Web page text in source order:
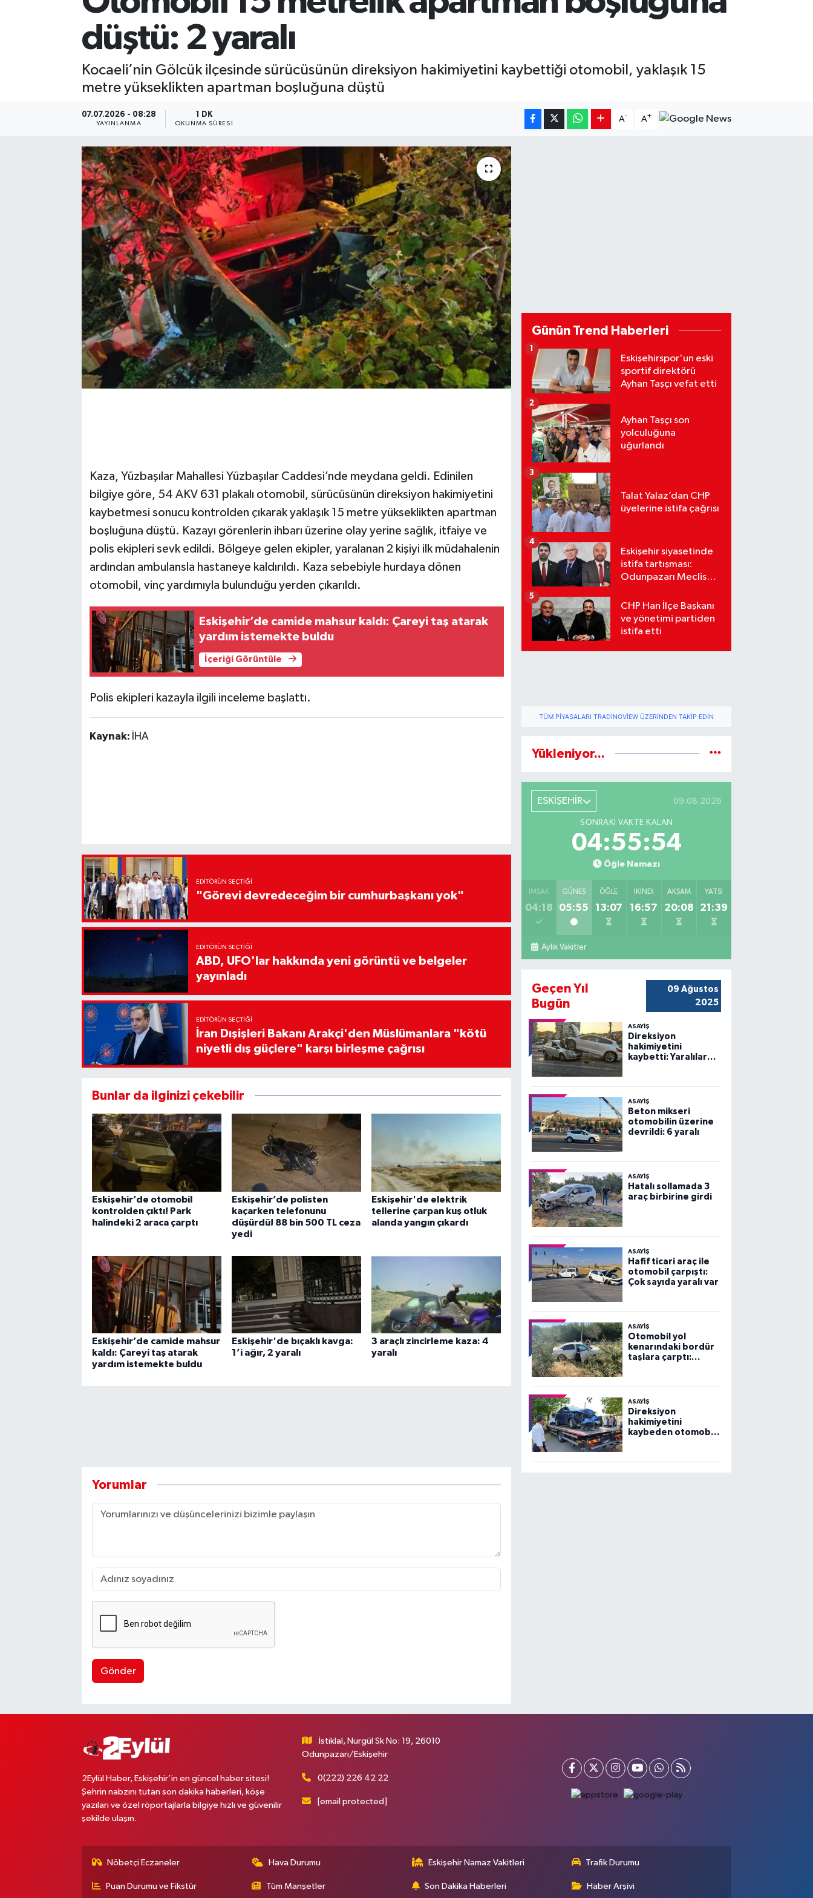
düştü: 2 yaralı
Kocaeli’nin Gölcük ilçesinde sürücüsünün direksiyon hakimiyetini kaybettiği otomobil, yaklaşık 15
metre yükseklikten apartman boşluğuna düştü
07.07.2026 - 08:28
YAYINLANMA
1 DK
OKUNMA SÜRESI
A- A+
Kaza, Yüzbaşılar Mahallesi Yüzbaşılar Caddesi’nde meydana geldi. Edinilen
bilgiye göre, 54 AKV 631 plakalı otomobil, sürücüsünün direksiyon hakimiyetini
kaybetmesi sonucu kontrolden çıkarak yaklaşık 15 metre yükseklikten apartman
boşluğuna düştü. Kazayı görenlerin ihbarı üzerine olay yerine sağlık, itfaiye ve
polis ekipleri sevk edildi. Bölgeye gelen ekipler, yaralanan 2 kişiyi ilk müdahalenin
ardından ambulansla hastaneye kaldırıldı. Kaza sebebiyle hurdaya dönen
otomobil, vinç yardımıyla bulunduğu yerden çıkarıldı.
Eskişehir’de camide mahsur kaldı: Çareyi taş atarak
yardım istemekte buldu
İçeriği Görüntüle
Polis ekipleri kazayla ilgili inceleme başlattı.
Kaynak: İHA
EDITÖRÜN SEÇTIĞI
"Görevi devredeceğim bir cumhurbaşkanı yok"
EDITÖRÜN SEÇTIĞI
ABD, UFO'lar hakkında yeni görüntü ve belgeler
yayınladı
EDITÖRÜN SEÇTIĞI
İran Dışişleri Bakanı Arakçi'den Müslümanlara "kötü
niyetli dış güçlere" karşı birleşme çağrısı
Bunlar da ilginizi çekebilir
Eskişehir’de otomobil
kontrolden çıktı! Park
halindeki 2 araca çarptı
Eskişehir’de polisten
kaçarken telefonunu
düşürdü! 88 bin 500 TL ceza
yedi
Eskişehir'de elektrik
tellerine çarpan kuş otluk
alanda yangın çıkardı
Eskişehir’de camide mahsur
kaldı: Çareyi taş atarak
yardım istemekte buldu
Eskişehir'de bıçaklı kavga:
1’i ağır, 2 yaralı
3 araçlı zincirleme kaza: 4
yaralı
Yorumlar
Gönder
Günün Trend Haberleri
Eskişehirspor'un eski
sportif direktörü
Ayhan Taşçı vefat etti
1
Ayhan Taşçı son
yolculuğuna
uğurlandı
2
Talat Yalaz’dan CHP
üyelerine istifa çağrısı
3
Eskişehir siyasetinde
istifa tartışması:
Odunpazarı Meclis
medyada karşı karşıya
geldi
4
CHP Han İlçe Başkanı
ve yönetimi partiden
istifa etti
5
TÜM PIYASALARI TRADINGVIEW ÜZERINDEN TAKIP EDIN
Yükleniyor...
ESKİŞEHİR 09.08.2026
SONRAKI VAKTE KALAN
04:55:52
Öğle Namazı
İMSAK
04:18
GÜNEŞ
05:55
ÖĞLE
13:07
İKINDI
16:57
AKŞAM
20:08
YATSI
21:39
Aylık Vakitler
Geçen Yıl
Bugün
09 Ağustos
2025
ASAYİŞ
Direksiyon
hakimiyetini
kaybetti: Yaralılar
ASAYİŞ
Beton mikseri
otomobilin üzerine
devrildi: 6 yaralı
ASAYİŞ
Hatalı sollamada 3
araç birbirine girdi
ASAYİŞ
Hafif ticari araç ile
otomobil çarpıştı:
Çok sayıda yaralı var
ASAYİŞ
Otomobil yol
kenarındaki bordür
taşlara çarptı:
ASAYİŞ
Direksiyon
hakimiyetini
kaybeden otomobil
2Eylül Haber, Eskişehir’in en güncel haber sitesi!
Şehrin nabzını tutan son dakika haberleri, köşe
yazıları ve özel röportajlarla bilgiye hızlı ve güvenilir
şekilde ulaşın.
İstiklal, Nurgül Sk No: 19, 26010
Odunpazarı/Eskişehir
0(222) 226 42 22
[email protected]
Nöbetçi Eczaneler Hava Durumu Eskişehir Namaz Vakitleri Trafik Durumu
Puan Durumu ve Fikstür Tüm Manşetler Son Dakika Haberleri Haber Arşivi